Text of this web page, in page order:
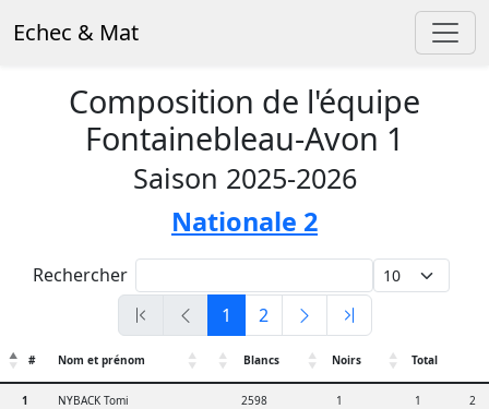
Echec & Mat
Composition de l'équipe
Fontainebleau-Avon 1
Saison 2025-2026
Nationale 2
Rechercher
1
2
# Nom et prénom Blancs Noirs Total
1 NYBACK Tomi 2598 1 1 2